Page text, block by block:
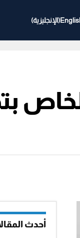
(الإنجليزية)
أحدث